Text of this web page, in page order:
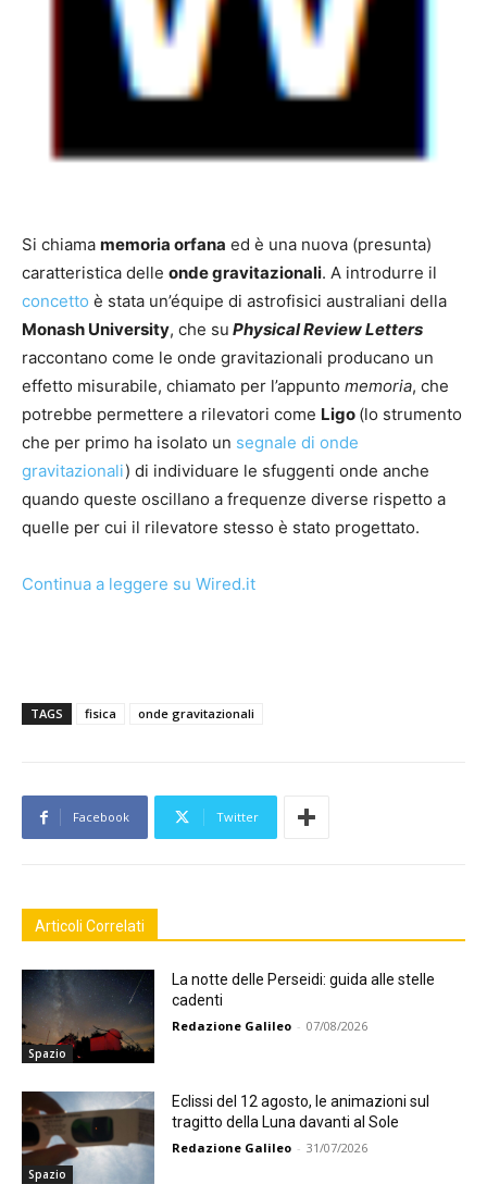
Si chiama memoria orfana ed è una nuova (presunta)
caratteristica delle onde gravitazionali. A introdurre il
concetto è stata un’équipe di astrofisici australiani della
Monash University, che su Physical Review Letters
raccontano come le onde gravitazionali producano un
effetto misurabile, chiamato per l’appunto memoria, che
potrebbe permettere a rilevatori come Ligo (lo strumento
che per primo ha isolato un segnale di onde
gravitazionali) di individuare le sfuggenti onde anche
quando queste oscillano a frequenze diverse rispetto a
quelle per cui il rilevatore stesso è stato progettato.
Continua a leggere su Wired.it
TAGS fisica onde gravitazionali
Facebook Twitter
Articoli Correlati
Spazio
La notte delle Perseidi: guida alle stelle
cadenti
Redazione Galileo - 07/08/2026
Spazio
Eclissi del 12 agosto, le animazioni sul
tragitto della Luna davanti al Sole
Redazione Galileo - 31/07/2026